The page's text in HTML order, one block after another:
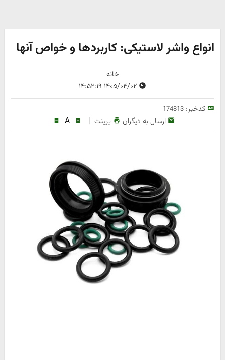
انواع واشر لاستیکی: کاربردها و خواص آنها
خانه
کدخبر:174813
ارسال به دیگران پرینت |
A